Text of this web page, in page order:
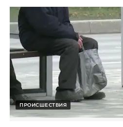
ПРОИСШЕСТВИЯ